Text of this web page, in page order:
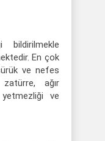
bildirilmekle
En çok
ve nefes
zatürre, ağır
ve